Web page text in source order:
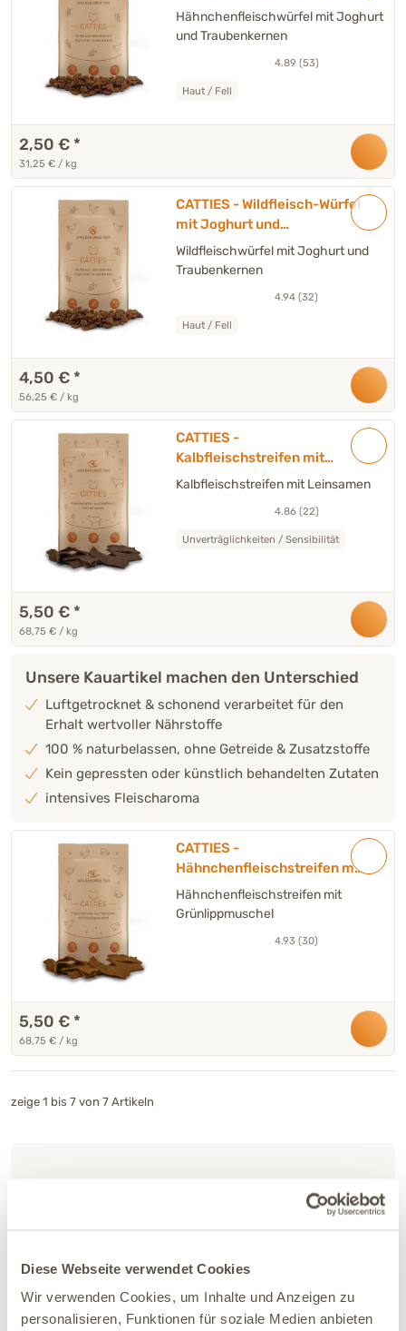
Diese Webseite verwendet Cookies
Wir verwenden Cookies, um Inhalte und Anzeigen zu
personalisieren, Funktionen für soziale Medien anbieten
Joghurt und Traubenkernen
- 80 g
Hähnchenfleischwürfel mit Joghurt
und Traubenkernen
4.89 (53)
Haut / Fell
2,50 € *
31,25 € / kg
CATTIES - Wildfleisch-Würfel
mit Joghurt und
Traubenkernen - 80 g
Wildfleischwürfel mit Joghurt und
Traubenkernen
4.94 (32)
Haut / Fell
4,50 € *
56,25 € / kg
CATTIES -
Kalbfleischstreifen mit
Leinsamen - 80 g
Kalbfleischstreifen mit Leinsamen
4.86 (22)
Unverträglichkeiten / Sensibilität
5,50 € *
68,75 € / kg
Unsere Kauartikel machen den Unterschied
Luftgetrocknet & schonend verarbeitet für den
Erhalt wertvoller Nährstoffe
100 % naturbelassen, ohne Getreide & Zusatzstoffe
Kein gepressten oder künstlich behandelten Zutaten
intensives Fleischaroma
CATTIES -
Hähnchenfleischstreifen mit
Grünlippmuschel - 80 g
Hähnchenfleischstreifen mit
Grünlippmuschel
4.93 (30)
5,50 € *
68,75 € / kg
zeige 1 bis 7 von 7 Artikeln
Brauchst Du Hilfe?
Bestelle unser Futterprobenpaket mit 5 Futtersorten